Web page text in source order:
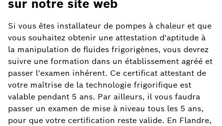
sur notre site web
Si vous êtes installateur de pompes à chaleur et que
vous souhaitez obtenir une attestation d'aptitude à
la manipulation de fluides frigorigènes, vous devrez
suivre une formation dans un établissement agréé et
passer l'examen inhérent. Ce certificat attestant de
votre maîtrise de la technologie frigorifique est
valable pendant 5 ans. Par ailleurs, il vous faudra
passer un examen de mise à niveau tous les 5 ans,
pour que votre certification reste valide. En Flandre,